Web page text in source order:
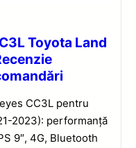
Toyota Land
CC3L pentru
2023): performanță
9″, 4G, Bluetooth